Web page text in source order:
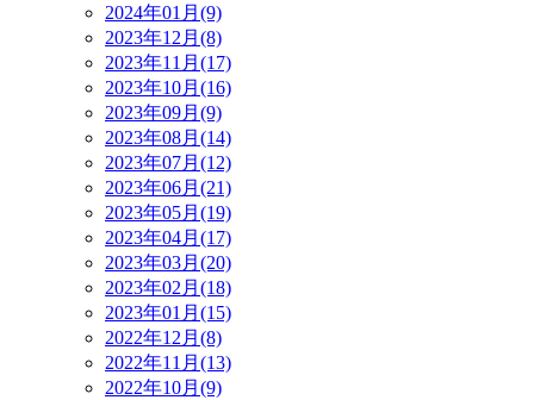
2024年01月(9)
2023年12月(8)
2023年11月(17)
2023年10月(16)
2023年09月(9)
2023年08月(14)
2023年07月(12)
2023年06月(21)
2023年05月(19)
2023年04月(17)
2023年03月(20)
2023年02月(18)
2023年01月(15)
2022年12月(8)
2022年11月(13)
2022年10月(9)